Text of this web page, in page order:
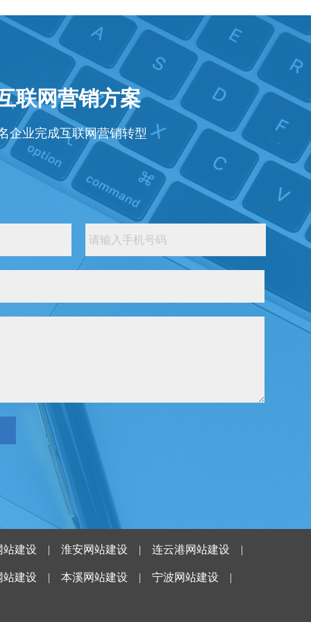
联网营销方案
企业完成互联网营销转型
站建设 |淮安网站建设 |连云港网站建设 |
站建设 |本溪网站建设 |宁波网站建设 |